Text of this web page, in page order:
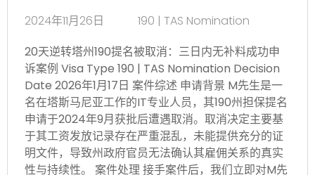
2024年11月26日
190 | TAS Nomination
20天逆转塔州190提名被取消：三日内无补料成功申
诉案例 Visa Type 190 | TAS Nomination Decision
Date 2026年1月17日 案件综述 申请背景 M先生是一
名在塔斯马尼亚工作的IT专业人员，其190州担保提名
申请于2024年9月获批后遭遇取消。取消决定主要基
于其工资发放记录存在严重混乱，未能提供充分的证
明文件，导致州政府官员无法确认其雇佣关系的真实
性与持续性。 案件处理 接手案件后，我们立即对M先